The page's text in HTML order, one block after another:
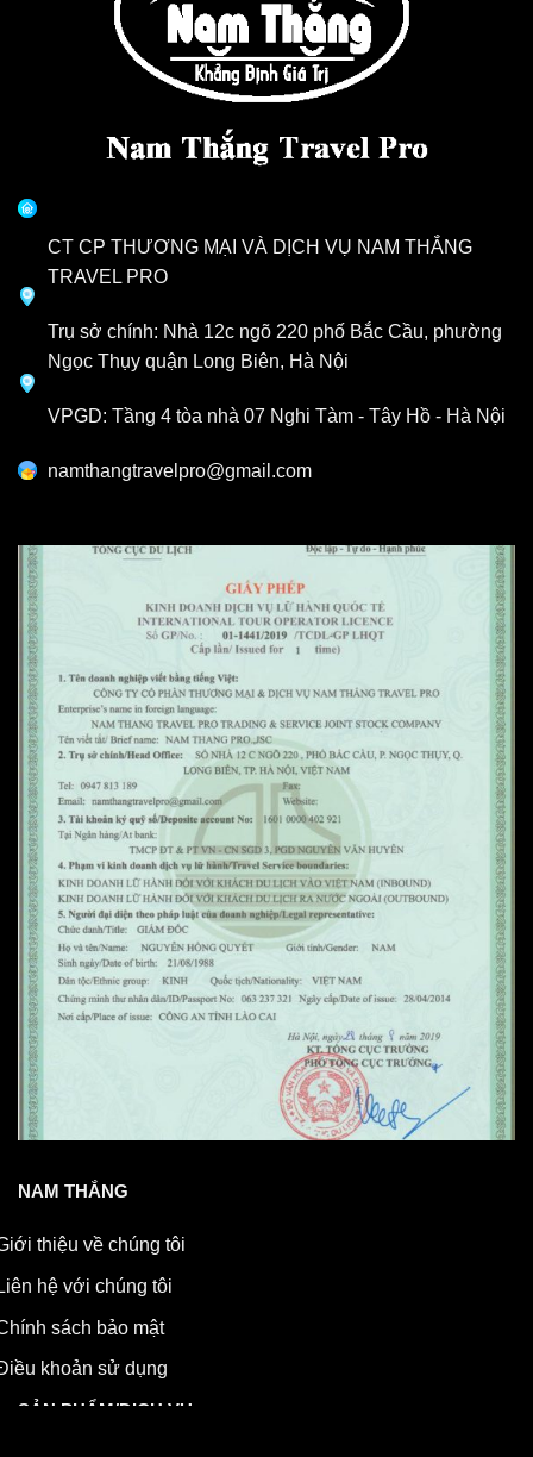
CT CP THƯƠNG MẠI VÀ DỊCH VỤ NAM THẮNG
TRAVEL PRO
Trụ sở chính: Nhà 12c ngõ 220 phố Bắc Cầu, phường
Ngọc Thụy quận Long Biên, Hà Nội
VPGD: Tầng 4 tòa nhà 07 Nghi Tàm - Tây Hồ - Hà Nội
namthangtravelpro@gmail.com
NAM THẮNG
thiệu về chúng tôi
hệ với chúng tôi
sách bảo mật
khoản sử dụng
SẢN PHẨM/DỊCH VỤ